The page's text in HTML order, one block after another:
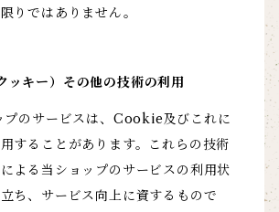
りではありません。
キー）その他の技術の利用
プのサービスは、Cookie及びこれに
することがあります。これらの技術
よる当ショップのサービスの利用状
ち、サービス向上に資するもので